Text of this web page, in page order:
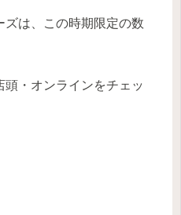
ズは、この時期限定の数
・オンラインをチェッ